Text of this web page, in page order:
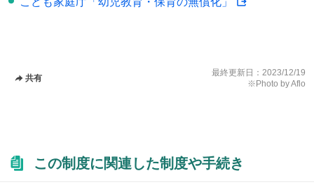
共有
最終更新日： 2023/12/19
※Photo by Aflo
この制度に関連した制度や手続き